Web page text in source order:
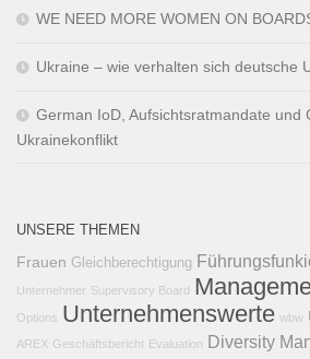
WE NEED MORE WOMEN ON
Ukraine – wie verhalten sich deutsche
German IoD, Aufsichtsratmandate und
Ukrainekonflikt
UNSERE THEMEN
Frauen Gleichberechtigung
Unternehmer Supervisory Board
Options Unternehmenswerte wbw
AREX Geschäftsbericht Evaluation Diversity